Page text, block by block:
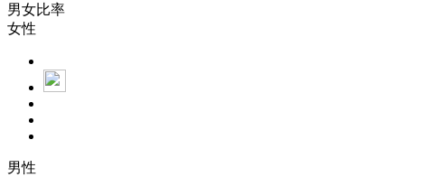
男女比率
女性
男性